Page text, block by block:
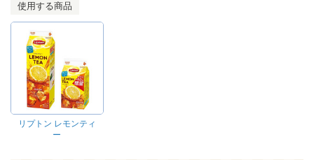
使用する商品
リプトン レモンティ
ー